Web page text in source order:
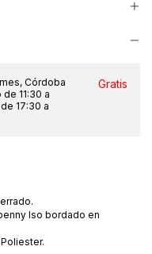
Córdoba
11:30 a
17:30 a
Gratis
Iso bordado en